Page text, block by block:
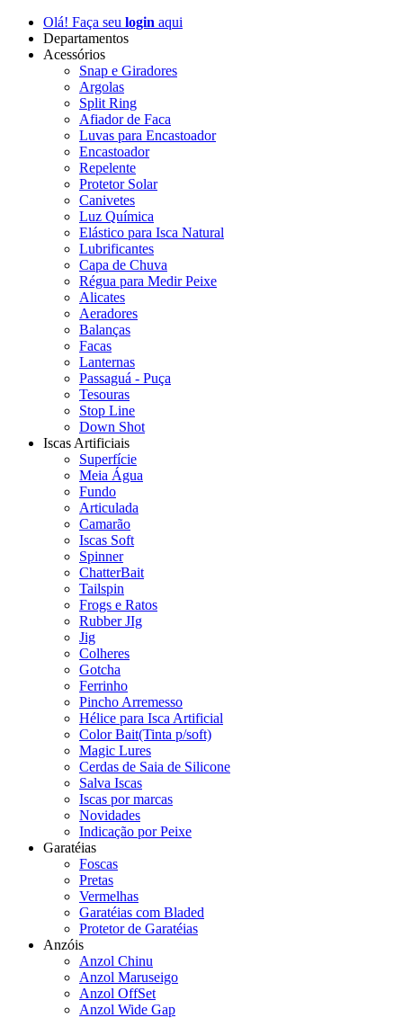
Olá! Faça seu login aqui
Departamentos
Acessórios
Snap e Giradores
Argolas
Split Ring
Afiador de Faca
Luvas para Encastoador
Encastoador
Repelente
Protetor Solar
Canivetes
Luz Química
Elástico para Isca Natural
Lubrificantes
Capa de Chuva
Régua para Medir Peixe
Alicates
Aeradores
Balanças
Facas
Lanternas
Passaguá - Puça
Tesouras
Stop Line
Down Shot
Iscas Artificiais
Superfície
Meia Água
Fundo
Articulada
Camarão
Iscas Soft
Spinner
ChatterBait
Tailspin
Frogs e Ratos
Rubber JIg
Jig
Colheres
Gotcha
Ferrinho
Pincho Arremesso
Hélice para Isca Artificial
Color Bait(Tinta p/soft)
Magic Lures
Cerdas de Saia de Silicone
Salva Iscas
Iscas por marcas
Novidades
Indicação por Peixe
Garatéias
Foscas
Pretas
Vermelhas
Garatéias com Bladed
Protetor de Garatéias
Anzóis
Anzol Chinu
Anzol Maruseigo
Anzol OffSet
Anzol Wide Gap